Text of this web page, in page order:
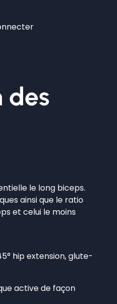
des
le long biceps.
ainsi que le ratio
et celui le moins
hip extension, glute-
active de façon